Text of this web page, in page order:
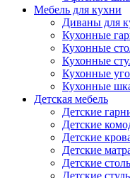
Мебель для кухни
Диваны для
Кухонные
Кухонные
Кухонные
Кухонные
Кухонные
Детская мебель
Детские
Детские
Детские
Детские
Детские
Детские